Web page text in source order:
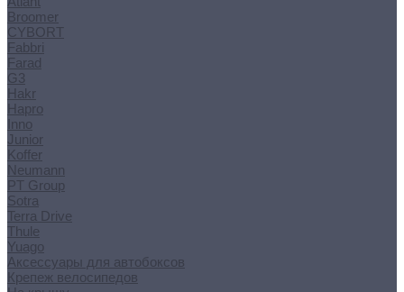
Broomer
CYBORT
Fabbri
Farad
G3
Hakr
Hapro
Inno
Junior
Koffer
Neumann
PT Group
Sotra
Terra Drive
Thule
Yuago
Аксессуары для автобоксов
Крепеж велосипедов